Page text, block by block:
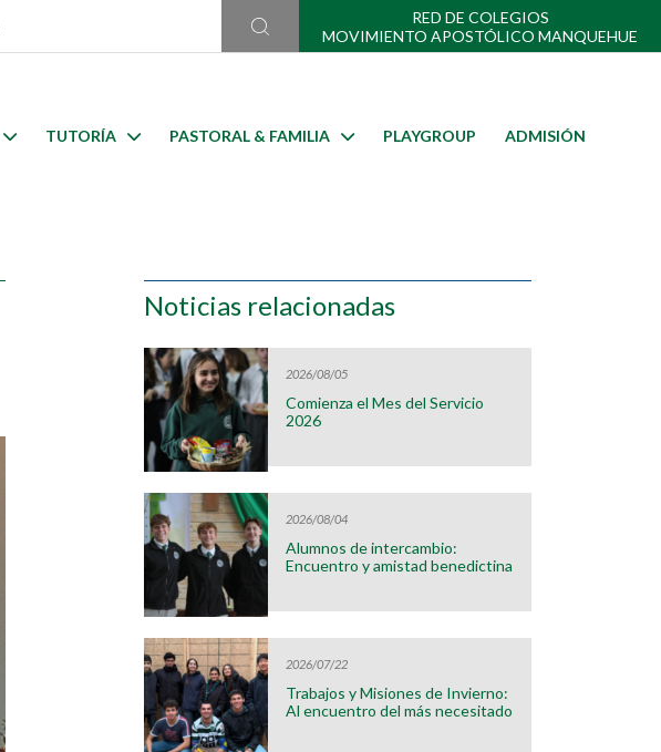
RED DE COLEGIOS
MOVIMIENTO APOSTÓLICO MANQUEHUE
TUTORÍA PASTORAL & FAMILIA PLAYGROUP ADMISIÓN
Noticias relacionadas
2026/08/05
Comienza el Mes del Servicio
2026
2026/08/04
Alumnos de intercambio:
Encuentro y amistad benedictina
2026/07/22
Trabajos y Misiones de Invierno:
Al encuentro del más necesitado